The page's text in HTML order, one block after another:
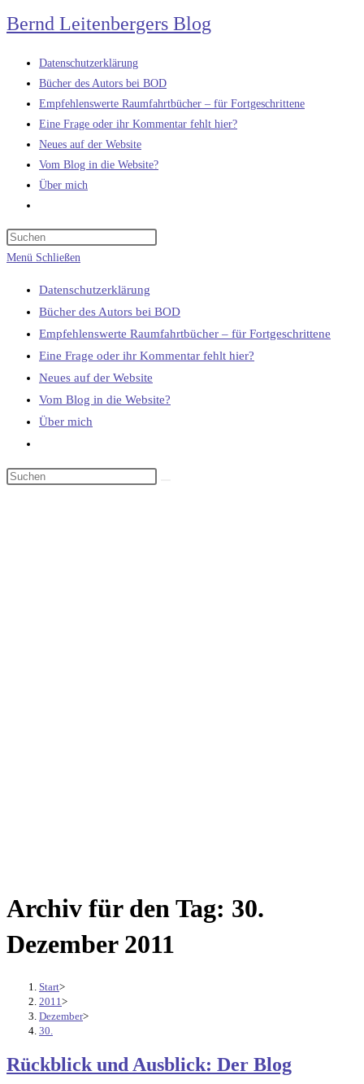
Zum
Inhalt
springen
Bernd Leitenbergers Blog
Datenschutzerklärung
Bücher des Autors bei BOD
Empfehlenswerte Raumfahrtbücher – für Fortgeschrittene
Eine Frage oder ihr Kommentar fehlt hier?
Neues auf der Website
Vom Blog in die Website?
Über mich
umschalten
Menü Schließen
Datenschutzerklärung
Bücher des Autors bei BOD
Empfehlenswerte Raumfahrtbücher – für Fortgeschrittene
Eine Frage oder ihr Kommentar fehlt hier?
Neues auf der Website
Vom Blog in die Website?
Über mich
umschalten
Archiv für den Tag: 30.
Dezember 2011
Start>
2011 >
Dezember>
30.
Rückblick und Ausblick: Der Blog